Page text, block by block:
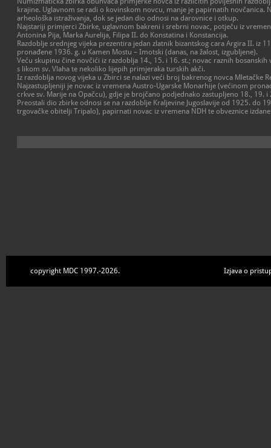
krajine. Uglavnom se radi o kovinskom novcu, manje je papirnatih novčanica.
arheološka istraživanja, dok se jedan dio odnosi na darovnice i otkup.
Najstariji primjerci Zbirke, uglavnom bakreni i srebrni novac, potječu iz
Antonina Pija, Marka Aurelija, Filipa II. do Konstatina i Konstancija.
Razdoblje srednjeg vijeka prezentira jedan zlatnik bizantskog cara Argira II. iz
pronađene 1936. g. u Kamen Mostu – Imotski (danas, na žalost, izgubljene).
Veću skupinu čine novčići iz razdoblja 14., 15. i 16. st.; novac raznih
s likom sv. Vlaha te nekoliko lijepih primjeraka turskih akči.
Iz razdoblja novog vijeka u Zbirci se nalazi veći broj bakrenog novca Mletačke
Najzastupljeniji je novac iz vremena Austro-Ugarske Monarhije (većinom
crkve sv. Marije na Opačcu), gdje je brojčano podjednako zastupljeno 18., 19. i
Preostali dio zbirke odnosi se na razdoblje Kraljevine Jugoslavije od 1925. do
trgovačke obitelji Tripalo), papirnati novac iz vremena NDH te obveznice izdane
copyright MDC 1997.-2026. Izjava o